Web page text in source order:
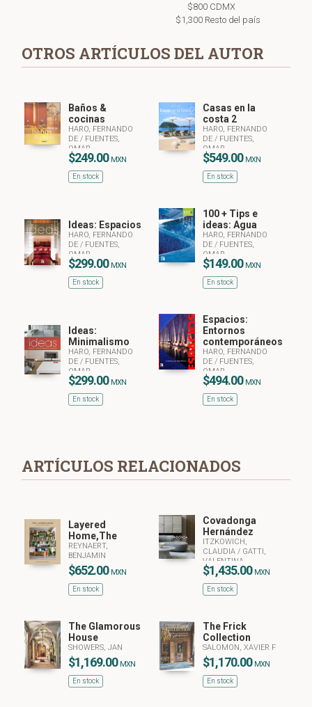
$800 CDMX
$1,300 Resto del país
OTROS ARTÍCULOS DEL AUTOR
Baños &
cocinas
HARO, FERNANDO
DE/ FUENTES,
OMAR
$249.00 MXN
En stock
Casas en la
costa 2
HARO, FERNANDO
DE/ FUENTES,
OMAR
$549.00 MXN
En stock
Ideas: Espacios
HARO, FERNANDO
DE/ FUENTES,
OMAR
$299.00 MXN
En stock
100 + Tips e
ideas: Agua
HARO, FERNANDO
DE/ FUENTES,
OMAR
$149.00 MXN
En stock
Ideas:
Minimalismo
HARO, FERNANDO
DE/ FUENTES,
OMAR
$299.00 MXN
En stock
Espacios:
Entornos
contemporáneos
HARO, FERNANDO
DE/ FUENTES,
OMAR
$494.00 MXN
En stock
ARTÍCULOS RELACIONADOS
Layered
Home,The
REYNAERT,
BENJAMIN
$652.00 MXN
En stock
Covadonga
Hernández
ITZKOWICH,
CLAUDIA/ GATTI,
VALENTINA
$1,435.00 MXN
En stock
The Glamorous
House
SHOWERS, JAN
$1,169.00 MXN
En stock
The Frick
Collection
SALOMON, XAVIER F
$1,170.00 MXN
En stock